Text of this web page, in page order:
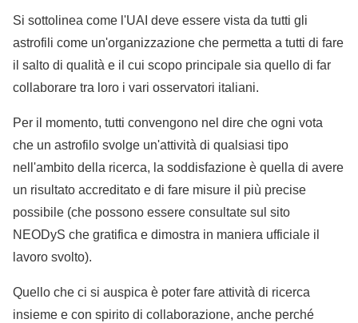
Si sottolinea come l'UAI deve essere vista da tutti gli
astrofili come un'organizzazione che permetta a tutti di fare
il salto di qualità e il cui scopo principale sia quello di far
collaborare tra loro i vari osservatori italiani.
Per il momento, tutti convengono nel dire che ogni vota
che un astrofilo svolge un'attività di qualsiasi tipo
nell'ambito della ricerca, la soddisfazione è quella di avere
un risultato accreditato e di fare misure il più precise
possibile (che possono essere consultate sul sito
NEODyS che gratifica e dimostra in maniera ufficiale il
lavoro svolto).
Quello che ci si auspica è poter fare attività di ricerca
insieme e con spirito di collaborazione, anche perché